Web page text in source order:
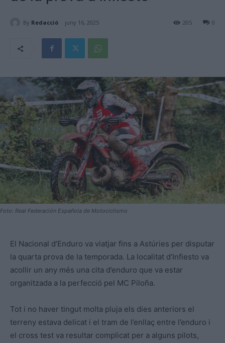
By Redacció juny 16, 2025 0
205
Foto: Real Federación Española de Motociclismo
El Nacional d’Enduro va viatjar fins a Astúries per disputar
la quarta prova de la temporada. La localitat d’Infiesto va
acollir un any més una cita d’enduro que va estar
organitzada a la perfecció pel MC Piloña.
Tot i no haver tingut molta pluja els dies anteriors el
terreny estava delicat i el tram de l’enllaç entre l’enduro i
el cross test va resultar complicat per a alguns pilots,